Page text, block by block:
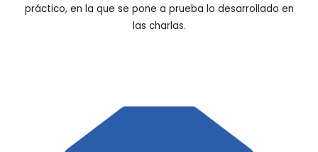
práctico, en la que se pone a prueba lo desarrollado en
las charlas.